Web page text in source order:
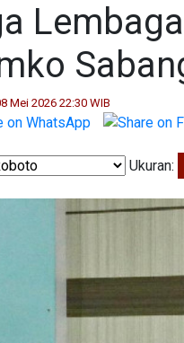
Mei 2026 22:30 WIB
Ukuran: